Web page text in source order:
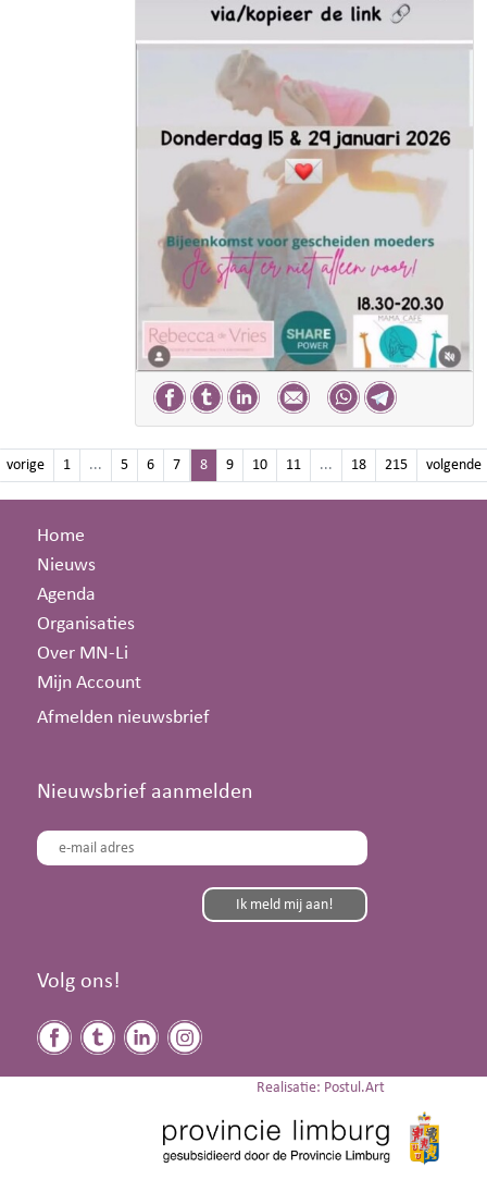
vorige 1 ... 5 6 7 8 9 10 11 ... 18 215 volgende
Home
Nieuws
Agenda
Organisaties
Over MN-Li
Mijn Account
Afmelden nieuwsbrief
Nieuwsbrief aanmelden
Volg ons!
Realisatie: Postul.Art